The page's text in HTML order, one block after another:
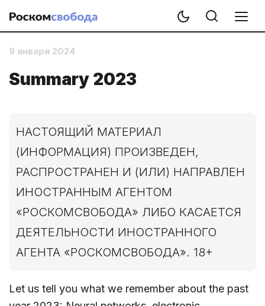
9 января 2024
Summary 2023
НАСТОЯЩИЙ МАТЕРИАЛ
(ИНФОРМАЦИЯ) ПРОИЗВЕДЕН,
РАСПРОСТРАНЕН И (ИЛИ) НАПРАВЛЕН
ИНОСТРАННЫМ АГЕНТОМ
«РОСКОМСВОБОДА» ЛИБО КАСАЕТСЯ
ДЕЯТЕЛЬНОСТИ ИНОСТРАННОГО
АГЕНТА «РОСКОМСВОБОДА». 18+
Let us tell you what we remember about the past